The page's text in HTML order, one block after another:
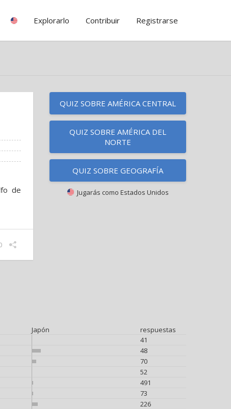
Explorarlo Contribuir Registrarse
de
QUIZ SOBRE AMÉRICA CENTRAL
QUIZ SOBRE AMÉRICA DEL
NORTE
QUIZ SOBRE GEOGRAFÍA
Jugarás como Estados Unidos
Japón
respuestas
41
48
70
52
491
73
226